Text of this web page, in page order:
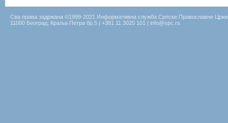
Сва права задржана ©1999-2021 Информативна служба Српске Православне
11000 Београд, Краља Петра бр.5 | +381 11 3025 101 | info@spc.rs